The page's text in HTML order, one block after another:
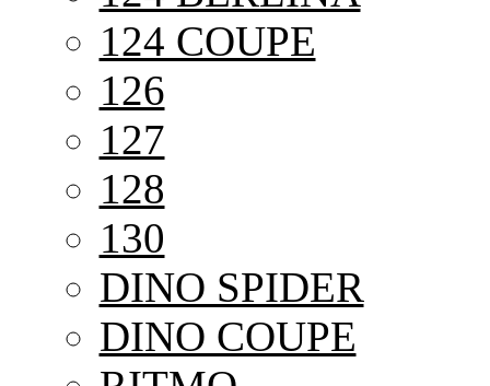
124 COUPE
126
127
128
130
DINO SPIDER
DINO COUPE